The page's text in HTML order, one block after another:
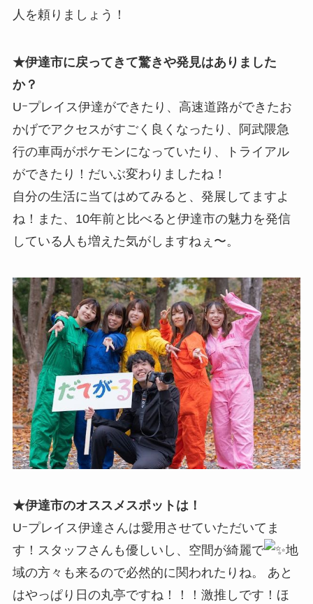
人を頼りましょう！
★伊達市に戻ってきて驚きや発見はありました
か？
Uｰプレイス伊達ができたり、高速道路ができたお
かげでアクセスがすごく良くなったり、阿武隈急
行の車両がポケモンになっていたり、トライアル
ができたり！だいぶ変わりましたね！
自分の生活に当てはめてみると、発展してますよ
ね！また、10年前と比べると伊達市の魅力を発信
している人も増えた気がしますねぇ〜。
★伊達市のオススメスポットは！
Uｰプレイス伊達さんは愛用させていただいてま
す！スタッフさんも優しいし、空間が綺麗で
地
域の方々も来るので必然的に関われたりね。 あと
はやっぱり日の丸亭ですね！！！激推しです！ほ